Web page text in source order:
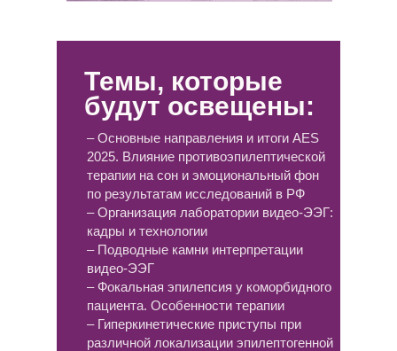
Темы, которые
будут освещены:
– Основные направления и итоги AES
2025. Влияние противоэпилептической
терапии на сон и эмоциональный фон
по результатам исследований в РФ
– Организация лаборатории видео-ЭЭГ:
кадры и технологии
– Подводные камни интерпретации
видео-ЭЭГ
– Фокальная эпилепсия у коморбидного
пациента. Особенности терапии
– Гиперкинетические приступы при
различной локализации эпилептогенной